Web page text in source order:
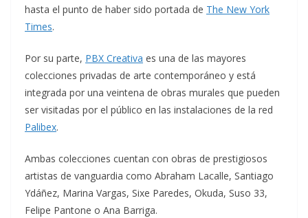
hasta el punto de haber sido portada de The New York
Times.
Por su parte, PBX Creativa es una de las mayores
colecciones privadas de arte contemporáneo y está
integrada por una veintena de obras murales que pueden
ser visitadas por el público en las instalaciones de la red
Palibex.
Ambas colecciones cuentan con obras de prestigiosos
artistas de vanguardia como Abraham Lacalle, Santiago
Ydáñez, Marina Vargas, Sixe Paredes, Okuda, Suso 33,
Felipe Pantone o Ana Barriga.